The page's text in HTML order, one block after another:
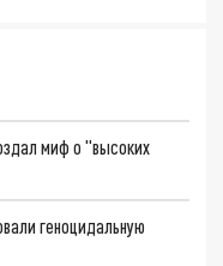
миф о "высоких
геноцидальную